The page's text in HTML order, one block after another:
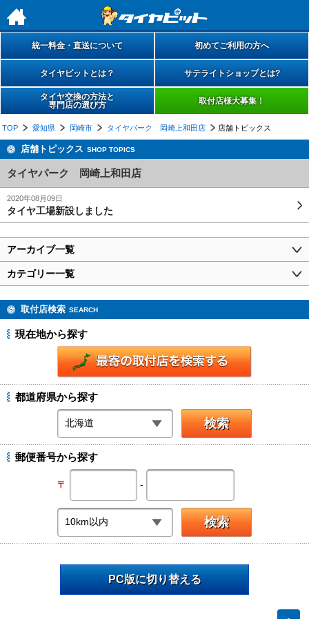
h
統一料金・直送について 初めてご利用の方へ
タイヤピットとは？ サテライトショップとは?
タイヤ交換の方法と
専門店の選び方
取付店様大募集！
TOP 愛知県 岡崎市 タイヤパーク 岡崎上和田店 店舗トピックス
店舗トピックス SHOP TOPICS
タイヤパーク 岡崎上和田店
2020年08月09日
タイヤ工場新設しました
アーカイブ一覧
カテゴリー一覧
取付店検索 SEARCH
現在地から探す
都道府県から探す
郵便番号から探す
〒 -
PC版に切り替える